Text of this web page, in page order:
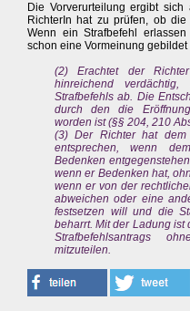
Die Vorverurteilung ergibt
RichterIn hat zu prüfen, ob
Wenn ein Strafbefehl
schon eine Vormeinung
(2) Erachtet der
hinreichend
Strafbefehls ab. Die
durch den die
worden ist (§§ 204, 210
(3) Der Richter hat dem
entsprechen, wenn
Bedenken
wenn er Bedenken hat,
wenn er von der
abweichen oder eine
festsetzen will und die
beharrt. Mit der Ladung ist
Strafbefehlsantrags
mitzuteilen.